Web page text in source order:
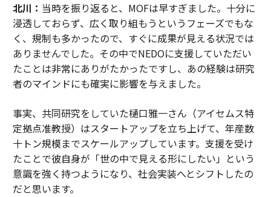
北川： 当時を振り返ると、MOFは早すぎました。十分に
浸透しておらず、広く取り組もうというフェーズでもな
く、規制も多かったので、すぐに成果が見える状況では
ありませんでした。その中でNEDOに支援していただい
たことは非常にありがたかったですし、あの経験は研究
者のマインドにも確実に影響を与えました。
事実、共同研究をしていた樋口雅一さん（アイセムス特
定拠点准教授）はスタートアップを立ち上げて、年産数
十トン規模までスケールアップしています。支援を受け
たことで彼自身が「世の中で見える形にしたい」という
意識を強く持つようになり、社会実装へとシフトしたの
だと思います。